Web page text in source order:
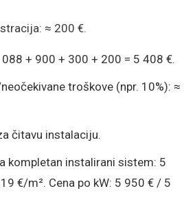
≈ 200 €.
+ 900 + 300 + 200 = 5 408 €.
troškove (npr. 10%): ≈
čitavu instalaciju.
kompletan instalirani sistem: 5
€/m². Cena po kW: 5 950 € / 5